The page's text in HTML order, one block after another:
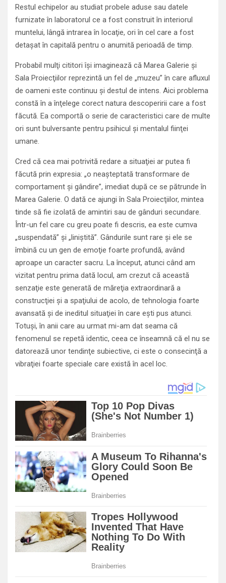
Restul echipelor au studiat probele aduse sau datele
furnizate în laboratorul ce a fost construit în interiorul
muntelui, lângă intrarea în locaţie, ori în cel care a fost
detaşat în capitală pentru o anumită perioadă de timp.
Probabil mulţi cititori îşi imaginează că Marea Galerie şi
Sala Proiecţiilor reprezintă un fel de „muzeu” în care afluxul
de oameni este continuu şi destul de intens. Aici problema
constă în a înţelege corect natura descoperirii care a fost
făcută. Ea comportă o serie de caracteristici care de multe
ori sunt bulversante pentru psihicul şi mentalul fiinţei
umane.
Cred că cea mai potrivită redare a situaţiei ar putea fi
făcută prin expresia: „o neaşteptată transformare de
comportament şi gândire”, imediat după ce se pătrunde în
Marea Galerie. O dată ce ajungi în Sala Proiecţiilor, mintea
tinde să fie izolată de amintiri sau de gânduri secundare.
Într-un fel care cu greu poate fi descris, ea este cumva
„suspendată” şi „liniştită”. Gândurile sunt rare şi ele se
îmbină cu un gen de emoţie foarte profundă, având
aproape un caracter sacru. La început, atunci când am
vizitat pentru prima dată locul, am crezut că această
senzaţie este generată de măreţia extraordinară a
construcţiei şi a spaţiului de acolo, de tehnologia foarte
avansată şi de ineditul situaţiei în care eşti pus atunci.
Totuşi, în anii care au urmat mi-am dat seama că
fenomenul se repetă identic, ceea ce înseamnă că el nu se
datorează unor tendinţe subiective, ci este o consecinţă a
vibraţiei foarte speciale care există în acel loc.